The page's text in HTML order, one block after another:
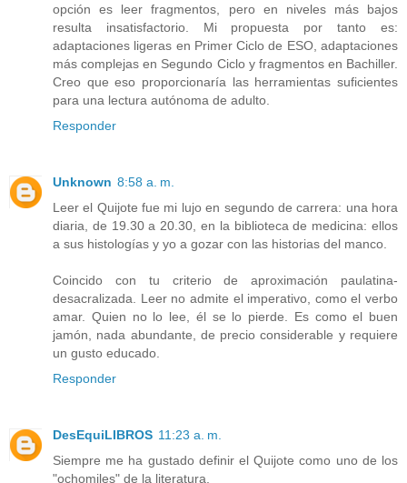
opción es leer fragmentos, pero en niveles más bajos
resulta insatisfactorio. Mi propuesta por tanto es:
adaptaciones ligeras en Primer Ciclo de ESO, adaptaciones
más complejas en Segundo Ciclo y fragmentos en Bachiller.
Creo que eso proporcionaría las herramientas suficientes
para una lectura autónoma de adulto.
Responder
Unknown 8:58 a. m.
Leer el Quijote fue mi lujo en segundo de carrera: una hora
diaria, de 19.30 a 20.30, en la biblioteca de medicina: ellos
a sus histologías y yo a gozar con las historias del manco.
Coincido con tu criterio de aproximación paulatina-
desacralizada. Leer no admite el imperativo, como el verbo
amar. Quien no lo lee, él se lo pierde. Es como el buen
jamón, nada abundante, de precio considerable y requiere
un gusto educado.
Responder
DesEquiLIBROS 11:23 a. m.
Siempre me ha gustado definir el Quijote como uno de los
"ochomiles" de la literatura.